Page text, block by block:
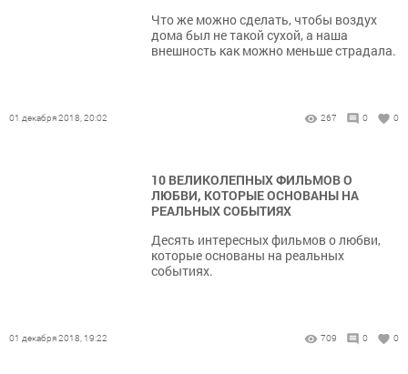
Что же можно сделать, чтобы воздух
дома был не такой сухой, а наша
внешность как можно меньше страдала.
01 декабря 2018, 20:02 267 0 0
10 ВЕЛИКОЛЕПНЫХ ФИЛЬМОВ О
ЛЮБВИ, КОТОРЫЕ ОСНОВАНЫ НА
РЕАЛЬНЫХ СОБЫТИЯХ
Десять интересных фильмов о любви,
которые основаны на реальных
событиях.
01 декабря 2018, 19:22 709 0 0